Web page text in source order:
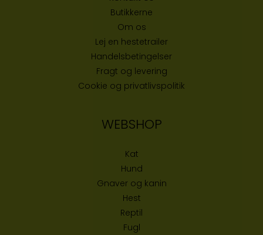
Butikkerne
Om os
Lej en hestetrailer
Handelsbetingelser
Fragt og levering
Cookie og privatlivspolitik
WEBSHOP
Kat
Hund
Gnaver og kanin
Hest
Reptil
Fugl